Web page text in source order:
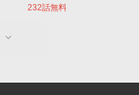
232話無料